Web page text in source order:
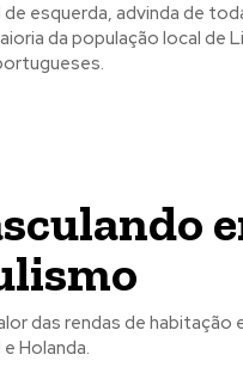
esquerda, advinda de
da população local de
das rendas de habitação
Holanda.